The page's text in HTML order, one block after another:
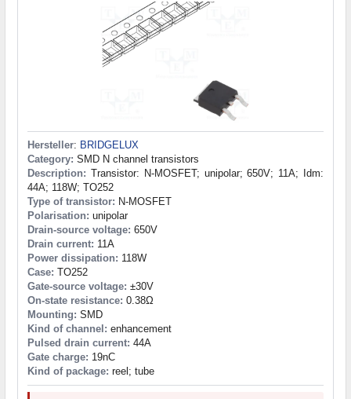
Hersteller: BRIDGELUX
Category: SMD N channel transistors
Description: Transistor: N-MOSFET; unipolar; 650V; 11A; Idm:
44A; 118W; TO252
Type of transistor: N-MOSFET
Polarisation: unipolar
Drain-source voltage: 650V
Drain current: 11A
Power dissipation: 118W
Case: TO252
Gate-source voltage: ±30V
On-state resistance: 0.38Ω
Mounting: SMD
Kind of channel: enhancement
Pulsed drain current: 44A
Gate charge: 19nC
Kind of package: reel; tube